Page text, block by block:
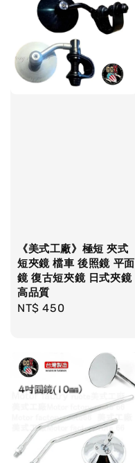
《美式工廠》極短 夾式
短夾鏡 檔車 後照鏡 平面
鏡 復古短夾鏡 日式夾鏡
高品質
Regular
NT$ 450